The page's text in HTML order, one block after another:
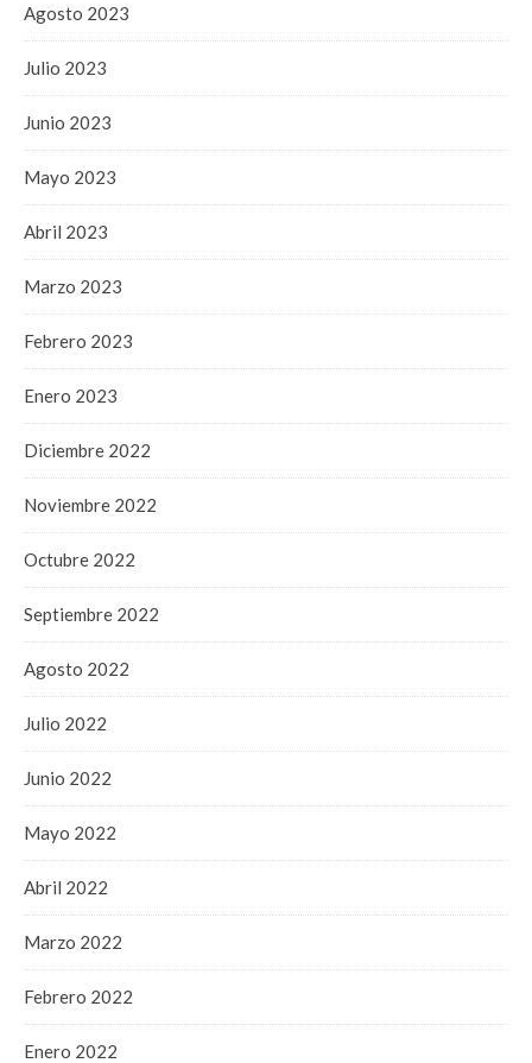
Agosto 2023
Julio 2023
Junio 2023
Mayo 2023
Abril 2023
Marzo 2023
Febrero 2023
Enero 2023
Diciembre 2022
Noviembre 2022
Octubre 2022
Septiembre 2022
Agosto 2022
Julio 2022
Junio 2022
Mayo 2022
Abril 2022
Marzo 2022
Febrero 2022
Enero 2022